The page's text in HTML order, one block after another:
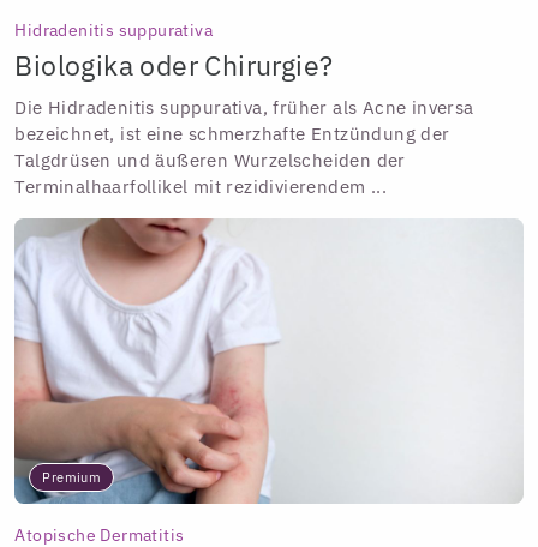
Hidradenitis suppurativa
Biologika oder Chirurgie?
Die Hidradenitis suppurativa, früher als Acne inversa
bezeichnet, ist eine schmerzhafte Entzündung der
Talgdrüsen und äußeren Wurzelscheiden der
Terminalhaarfollikel mit rezidivierendem ...
Premium
Atopische Dermatitis